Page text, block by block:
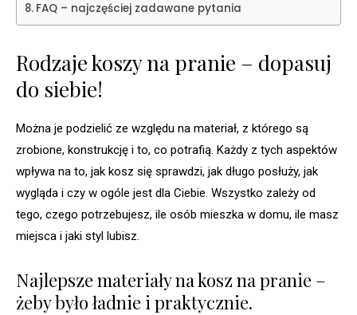
FAQ – najczęściej zadawane pytania
Rodzaje koszy na pranie – dopasuj
do siebie!
Można je podzielić ze względu na materiał, z którego są
zrobione, konstrukcję i to, co potrafią. Każdy z tych aspektów
wpływa na to, jak kosz się sprawdzi, jak długo posłuży, jak
wygląda i czy w ogóle jest dla Ciebie. Wszystko zależy od
tego, czego potrzebujesz, ile osób mieszka w domu, ile masz
miejsca i jaki styl lubisz.
Najlepsze materiały na kosz na pranie –
żeby było ładnie i praktycznie.